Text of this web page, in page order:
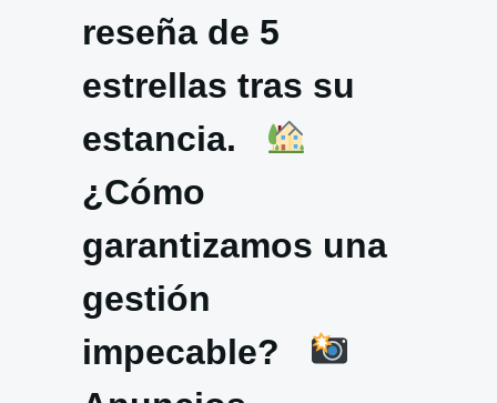
reseña de 5
estrellas tras su
estancia.
¿Cómo
garantizamos una
gestión
impecable?